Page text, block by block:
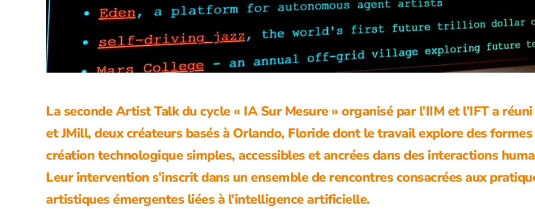
La seconde Artist Talk du cycle « IA Sur Mesure » organisé par l’IIM et l’IFT a
et JMill, deux créateurs basés à Orlando, Floride dont le travail explore des formes
création technologique simples, accessibles et ancrées dans des interactions
Leur intervention s’inscrit dans un ensemble de rencontres consacrées aux
artistiques émergentes liées à l’intelligence artificielle.